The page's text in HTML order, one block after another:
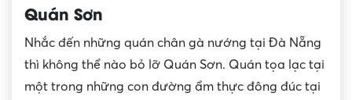
Quán Sơn
Nhắc đến những quán chân gà nướng tại Đà Nẵng
thì không thể nào bỏ lỡ Quán Sơn. Quán tọa lạc tại
một trong những con đường ẩm thực đông đúc tại